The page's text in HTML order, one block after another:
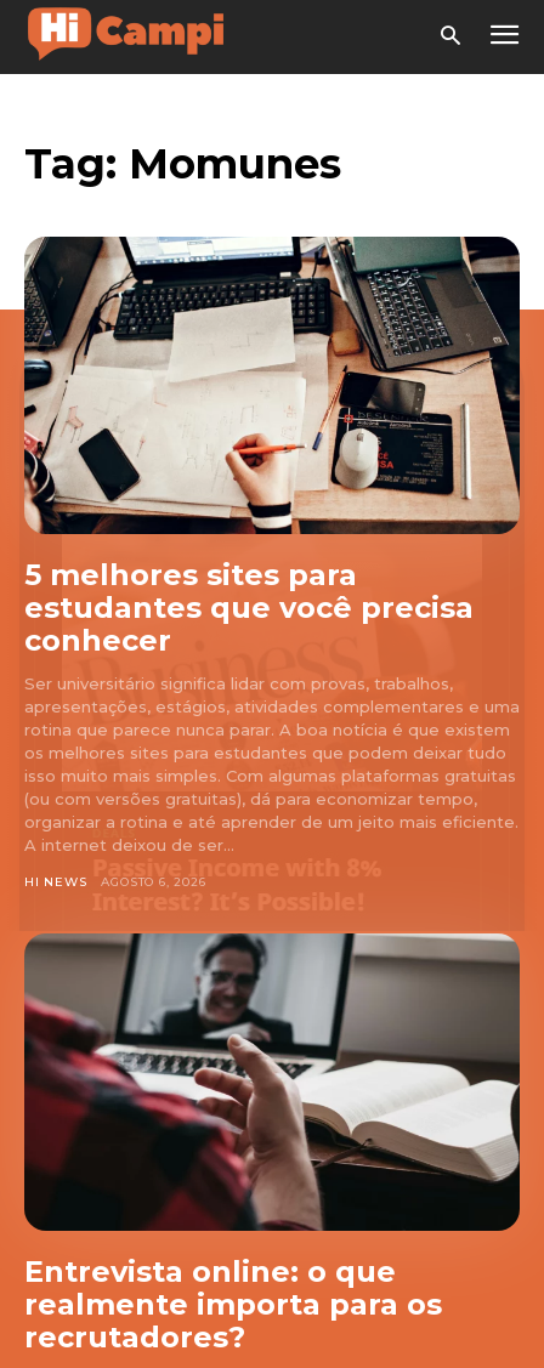
Tag: Momunes
5 melhores sites para
estudantes que você precisa
conhecer
Ser universitário significa lidar com provas, trabalhos,
apresentações, estágios, atividades complementares e uma
rotina que parece nunca parar. A boa notícia é que existem
os melhores sites para estudantes que podem deixar tudo
isso muito mais simples. Com algumas plataformas gratuitas
(ou com versões gratuitas), dá para economizar tempo,
organizar a rotina e até aprender de um jeito mais eficiente.
A internet deixou de ser...
HI NEWS AGOSTO 6, 2026
Entrevista online: o que
realmente importa para os
recrutadores?